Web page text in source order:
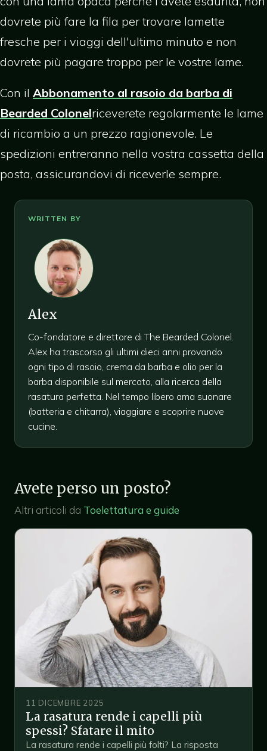
dovrete più fare la fila per trovare lamette
fresche per i viaggi dell'ultimo minuto e non
dovrete più pagare troppo per le vostre lame.
Con il Abbonamento al rasoio da barba di
Bearded Colonelriceverete regolarmente le lame
di ricambio a un prezzo ragionevole. Le
spedizioni entreranno nella vostra cassetta della
posta, assicurandovi di riceverle sempre.
Alex
Co-fondatore e direttore di The Bearded Colonel.
Alex ha trascorso gli ultimi dieci anni provando
ogni tipo di rasoio, crema da barba e olio per la
barba disponibile sul mercato, alla ricerca della
rasatura perfetta. Nel tempo libero ama suonare
(batteria e chitarra), viaggiare e scoprire nuove
cucine.
Avete perso un posto?
Altri articoli da Toelettatura e guide
11 DICEMBRE 2025
La rasatura rende i capelli più
spessi? Sfatare il mito
La rasatura rende i capelli più folti? La risposta